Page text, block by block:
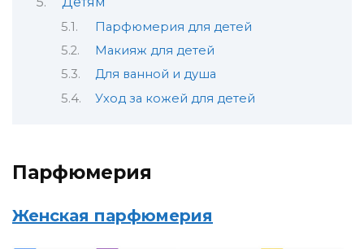
Парфюмерия для детей
Макияж для детей
Для ванной и душа
Уход за кожей для детей
Парфюмерия
Женская парфюмерия